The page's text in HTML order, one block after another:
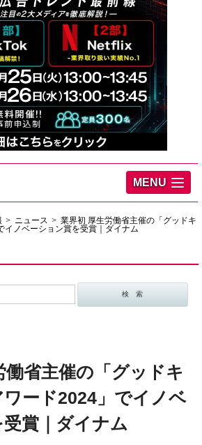
MENU
ニュース
業界初 厚生労働省主催の「グッドキ
イノベーション賞を受賞｜ダイナム
働省主催の「グッドキ
ード2024」でイノベ
賞｜ダイナム